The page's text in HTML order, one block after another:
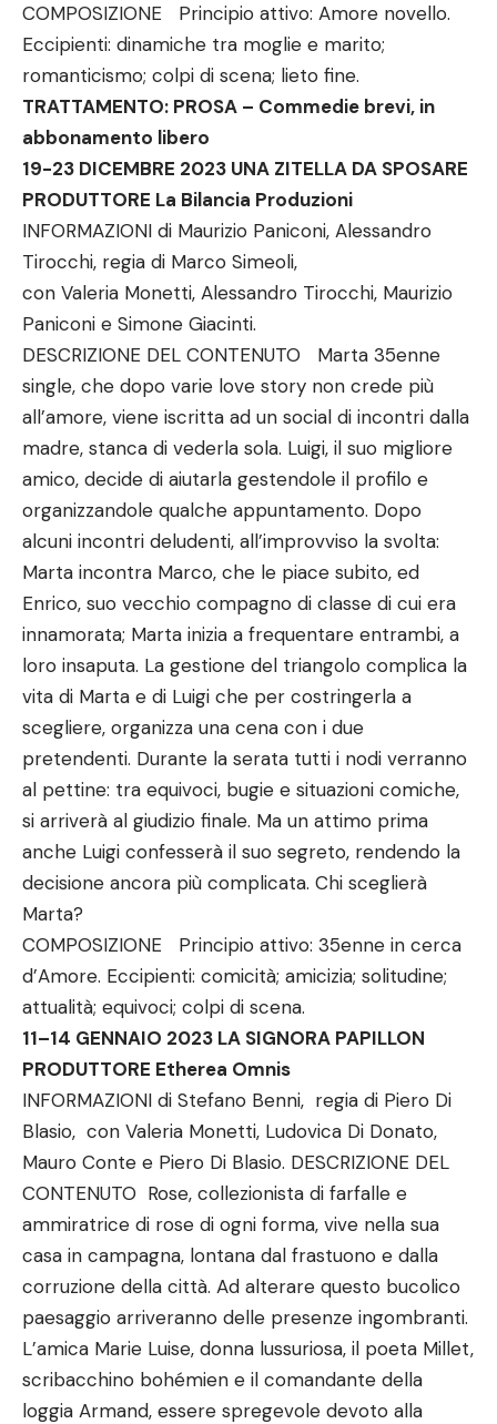
COMPOSIZIONE Principio attivo: Amore novello.
Eccipienti: dinamiche tra moglie e marito;
romanticismo; colpi di scena; lieto fine.
TRATTAMENTO: PROSA – Commedie brevi, in
abbonamento libero
19-23 DICEMBRE 2023 UNA ZITELLA DA SPOSARE
PRODUTTORE La Bilancia Produzioni
INFORMAZIONI di Maurizio Paniconi, Alessandro
Tirocchi, regia di Marco Simeoli,
con Valeria Monetti, Alessandro Tirocchi, Maurizio
Paniconi e Simone Giacinti.
DESCRIZIONE DEL CONTENUTO Marta 35enne
single, che dopo varie love story non crede più
all’amore, viene iscritta ad un social di incontri dalla
madre, stanca di vederla sola. Luigi, il suo migliore
amico, decide di aiutarla gestendole il profilo e
organizzandole qualche appuntamento. Dopo
alcuni incontri deludenti, all’improvviso la svolta:
Marta incontra Marco, che le piace subito, ed
Enrico, suo vecchio compagno di classe di cui era
innamorata; Marta inizia a frequentare entrambi, a
loro insaputa. La gestione del triangolo complica la
vita di Marta e di Luigi che per costringerla a
scegliere, organizza una cena con i due
pretendenti. Durante la serata tutti i nodi verranno
al pettine: tra equivoci, bugie e situazioni comiche,
si arriverà al giudizio finale. Ma un attimo prima
anche Luigi confesserà il suo segreto, rendendo la
decisione ancora più complicata. Chi sceglierà
Marta?
COMPOSIZIONE Principio attivo: 35enne in cerca
d’Amore. Eccipienti: comicità; amicizia; solitudine;
attualità; equivoci; colpi di scena.
11–14 GENNAIO 2023 LA SIGNORA PAPILLON
PRODUTTORE Etherea Omnis
INFORMAZIONI di Stefano Benni, regia di Piero Di
Blasio, con Valeria Monetti, Ludovica Di Donato,
Mauro Conte e Piero Di Blasio. DESCRIZIONE DEL
CONTENUTO Rose, collezionista di farfalle e
ammiratrice di rose di ogni forma, vive nella sua
casa in campagna, lontana dal frastuono e dalla
corruzione della città. Ad alterare questo bucolico
paesaggio arriveranno delle presenze ingombranti.
L’amica Marie Luise, donna lussuriosa, il poeta Millet,
scribacchino bohémien e il comandante della
loggia Armand, essere spregevole devoto alla